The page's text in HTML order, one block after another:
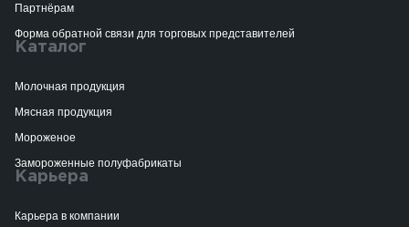
Партнёрам
Форма обратной связи для торговых представителей
Каталог
Молочная продукция
Мясная продукция
Мороженое
Замороженные полуфабрикаты
Карьера
Карьера в компании